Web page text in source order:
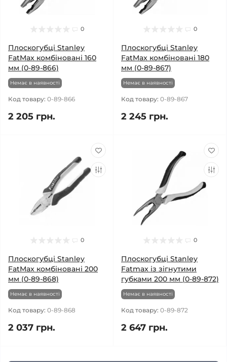
0
Плоскогубці Stanley
FatMax комбіновані 160
мм (0-89-866)
Немає в наявності
Код товару: 0-89-866
2 205 грн.
0
Плоскогубці Stanley
FatMax комбіновані 180
мм (0-89-867)
Немає в наявності
Код товару: 0-89-867
2 245 грн.
0
Плоскогубці Stanley
FatMax комбіновані 200
мм (0-89-868)
Немає в наявності
Код товару: 0-89-868
2 037 грн.
0
Плоскогубці Stanley
Fatmax із зігнутими
губками 200 мм (0-89-872)
Немає в наявності
Код товару: 0-89-872
2 647 грн.